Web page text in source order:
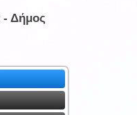
- Δήμος